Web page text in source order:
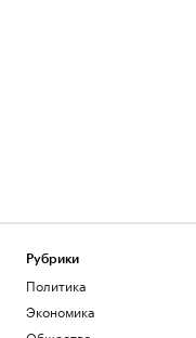
Рубрики
Политика
Экономика